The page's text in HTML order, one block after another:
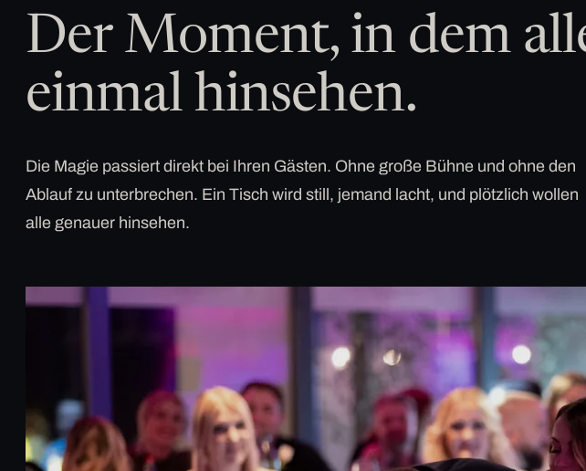
Der Moment, in dem
einmal hinsehen.
Die Magie passiert direkt bei Ihren Gästen. Ohne große Bühne und ohne den
Ablauf zu unterbrechen. Ein Tisch wird still, jemand lacht, und plötzlich wollen
alle genauer hinsehen.